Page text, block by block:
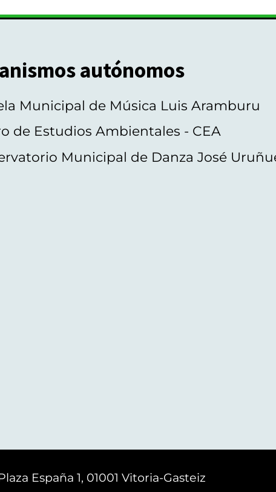
autónomos
Municipal de Música Luis Aramburu
de Estudios Ambientales - CEA
Municipal de Danza José
España 1, 01001 Vitoria-Gasteiz